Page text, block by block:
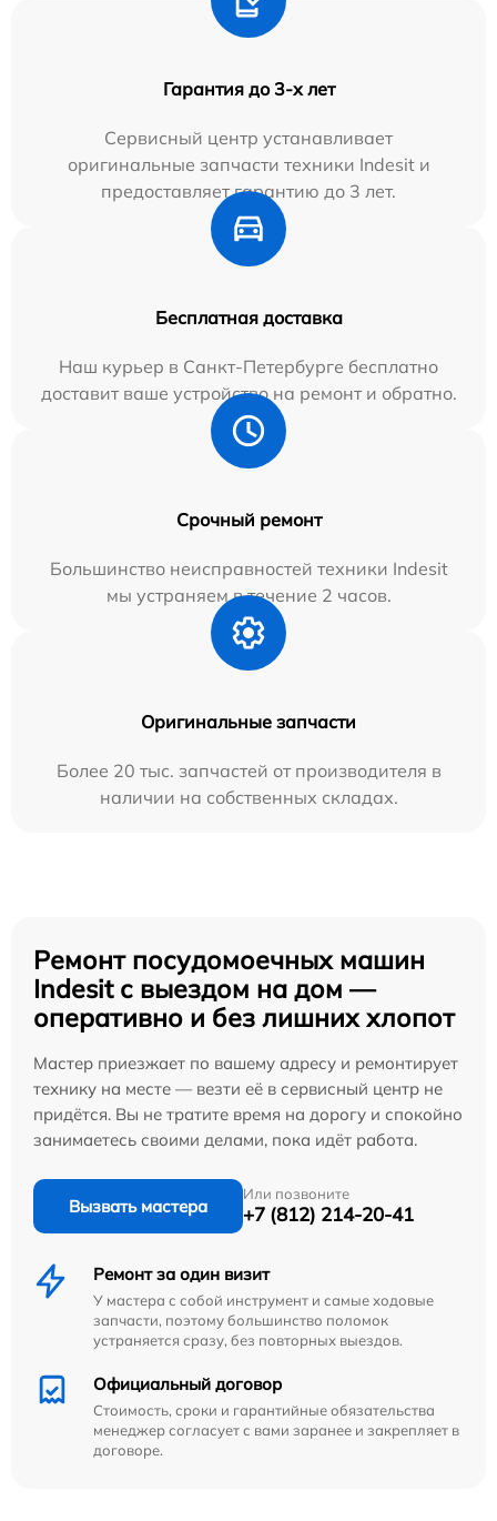
Гарантия до 3-х лет
Сервисный центр устанавливает
оригинальные запчасти техники Indesit и
предоставляет гарантию до 3 лет.
Бесплатная доставка
Наш курьер в Санкт-Петербурге бесплатно
доставит ваше устройство на ремонт и обратно.
Срочный ремонт
Большинство неисправностей техники Indesit
мы устраняем в течение 2 часов.
Оригинальные запчасти
Более 20 тыс. запчастей от производителя в
наличии на собственных складах.
Ремонт посудомоечных машин
Indesit с выездом на дом —
оперативно и без лишних хлопот
Мастер приезжает по вашему адресу и ремонтирует
технику на месте — везти её в сервисный центр не
придётся. Вы не тратите время на дорогу и спокойно
занимаетесь своими делами, пока идёт работа.
Вызвать мастера
Или позвоните
+7 (812) 214-20-41
Ремонт за один визит
У мастера с собой инструмент и самые ходовые
запчасти, поэтому большинство поломок
устраняется сразу, без повторных выездов.
Официальный договор
Стоимость, сроки и гарантийные обязательства
менеджер согласует с вами заранее и закрепляет в
договоре.